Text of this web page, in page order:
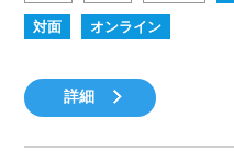
対面 オンライン
詳細